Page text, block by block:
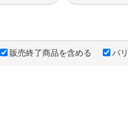
販売終了商品を含める バ